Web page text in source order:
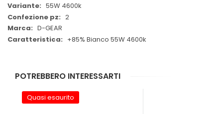
55W 4600k
2
D-GEAR
+85% Bianco 55W 4600k
POTREBBERO INTERESSARTI
Quasi esaurito